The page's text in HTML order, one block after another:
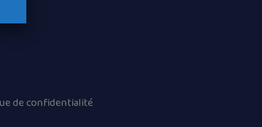
de confidentialité